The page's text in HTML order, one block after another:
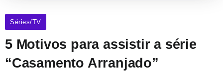
Séries/TV
5 Motivos para assistir a série
“Casamento Arranjado”